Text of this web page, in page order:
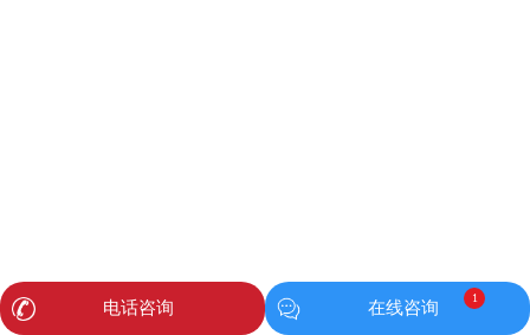
电话咨询 在线咨询
1